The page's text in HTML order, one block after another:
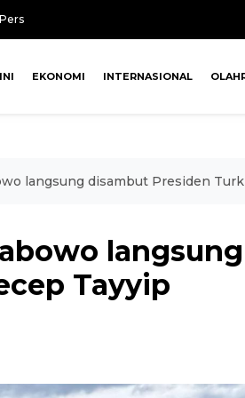
EKONOMI INTERNASIONAL
langsung disambut Presiden
langsung
Tayyip